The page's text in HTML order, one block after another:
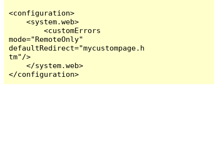
<configuration>
    <system.web>
        <customErrors
mode="RemoteOnly"
defaultRedirect="mycustompage.h
tm"/>
    </system.web>
</configuration>